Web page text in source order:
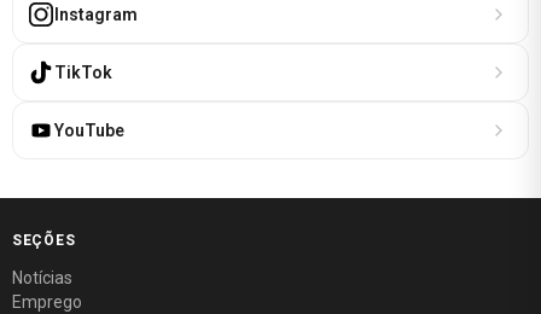
Instagram
TikTok
YouTube
SEÇÕES
Notícias
Emprego